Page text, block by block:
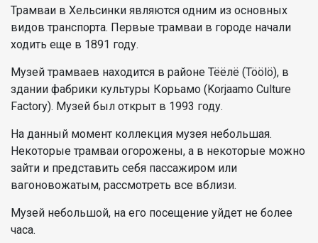
Трамваи в Хельсинки являются одним из основных
видов транспорта. Первые трамваи в городе начали
ходить еще в 1891 году.
Музей трамваев находится в районе Тёёлё (Töölö), в
здании фабрики культуры Корьамо (Korjaamo Culture
Factory). Музей был открыт в 1993 году.
На данный момент коллекция музея небольшая.
Некоторые трамваи огорожены, а в некоторые можно
зайти и представить себя пассажиром или
вагоновожатым, рассмотреть все вблизи.
Музей небольшой, на его посещение уйдет не более
часа.